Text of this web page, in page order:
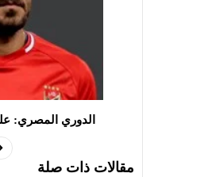
الدوري المصري:
مقالات ذات صلة